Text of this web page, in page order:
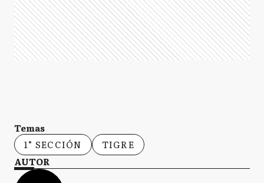
Temas
1° SECCIÓN
TIGRE
AUTOR